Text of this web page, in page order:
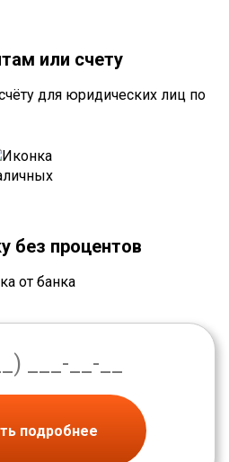
или счету
для юридических лиц по
без процентов
от банка
подробнее